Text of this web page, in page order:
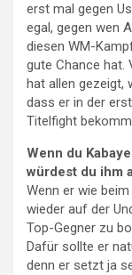
erst mal gegen
egal, gegen wen
diesen WM-
gute Chance hat.
hat allen gezeigt,
dass er in der
Titelfight
Wenn du
würdest du ihm
Wenn er wie
wieder auf der
Top-Gegner zu
Dafür sollte er
denn er setzt ja